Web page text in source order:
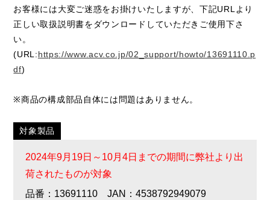
お客様には大変ご迷惑をお掛けいたしますが、下記URLより
正しい取扱説明書をダウンロードしていただきご使用下さ
い。
(URL:https://www.acv.co.jp/02_support/howto/13691110.p
df)
※商品の構成部品自体には問題はありません。
対象製品
2024年9月19日～10月4日までの期間に弊社より出
荷されたものが対象
品番：13691110 JAN：4538792949079